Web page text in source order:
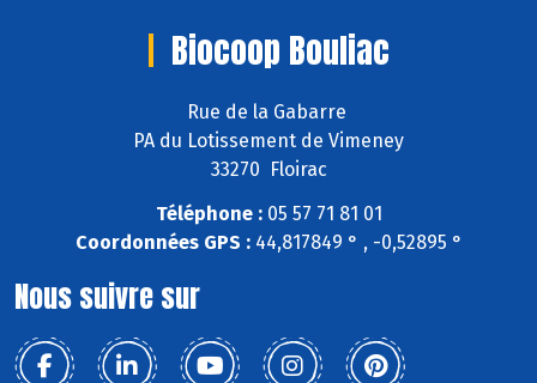
Biocoop Bouliac
Rue de la Gabarre
PA du Lotissement de Vimeney
33270 Floirac
Téléphone :05 57 71 81 01
Coordonnées GPS :44,817849 ° , -0,52895 °
Nous suivre sur